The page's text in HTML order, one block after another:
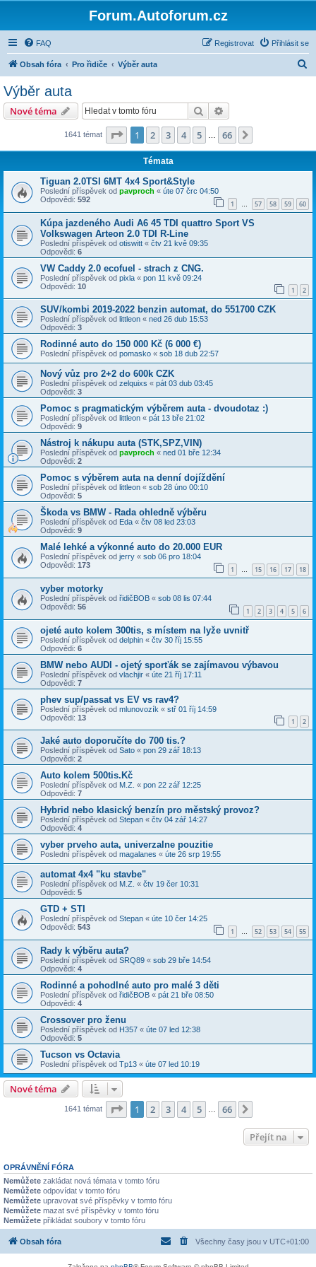
Forum.Autoforum.cz
FAQ Přihlásit se
Registrovat
Obsah fóra Pro řidiče Výběr auta
Výběr auta
Nové téma Hledat
1641 témat Stránka z 66
1 2 3 4 5 66
Témata
Tiguan 2.0TSI 6MT 4x4 Sport&Style
Poslední příspěvek od pavproch « úte 07 črc 04:50
Odpovědi: 592 1 … 57 58 59 60
Kúpa jazdeného Audi A6 45 TDI quattro Sport VS
Volkswagen Arteon 2.0 TDI R-Line
Poslední příspěvek od otiswitt « čtv 21 kvě 09:35
Odpovědi: 6
VW Caddy 2.0 ecofuel - strach z CNG.
Poslední příspěvek od pixla « pon 11 kvě 09:24
Odpovědi: 10 1 2
SUV/kombi 2019-2022 benzin automat, do 551700 CZK
Poslední příspěvek od littleon « ned 26 dub 15:53
Odpovědi: 3
Rodinné auto do 150 000 Kč (6 000 €)
Poslední příspěvek od pomasko « sob 18 dub 22:57
Nový vůz pro 2+2 do 600k CZK
Poslední příspěvek od zelquixs « pát 03 dub 03:45
Odpovědi: 3
Pomoc s pragmatickým výběrem auta - dvoudotaz :)
Poslední příspěvek od littleon « pát 13 bře 21:02
Odpovědi: 9
Nástroj k nákupu auta (STK,SPZ,VIN)
Poslední příspěvek od pavproch « ned 01 bře 12:34
Odpovědi: 2
Pomoc s výběrem auta na denní dojíždění
Poslední příspěvek od littleon « sob 28 úno 00:10
Odpovědi: 5
Škoda vs BMW - Rada ohledně výběru
Poslední příspěvek od Eda « čtv 08 led 23:03
Odpovědi: 9
Malé lehké a výkonné auto do 20.000 EUR
Poslední příspěvek od jerry « sob 06 pro 18:04
Odpovědi: 173 1 … 15 16 17 18
vyber motorky
Poslední příspěvek od řidičBOB « sob 08 lis 07:44
Odpovědi: 56 1 2 3 4 5 6
ojeté auto kolem 300tis, s místem na lyže uvnitř
Poslední příspěvek od delphin « čtv 30 říj 15:55
Odpovědi: 6
BMW nebo AUDI - ojetý sporťák se zajímavou výbavou
Poslední příspěvek od vlachjir « úte 21 říj 17:11
Odpovědi: 7
phev sup/passat vs EV vs rav4?
Poslední příspěvek od mlunovozík « stř 01 říj 14:59
Odpovědi: 13 1 2
Jaké auto doporučíte do 700 tis.?
Poslední příspěvek od Sato « pon 29 zář 18:13
Odpovědi: 2
Auto kolem 500tis.Kč
Poslední příspěvek od M.Z. « pon 22 zář 12:25
Odpovědi: 7
Hybrid nebo klasický benzín pro městský provoz?
Poslední příspěvek od Stepan « čtv 04 zář 14:27
Odpovědi: 4
vyber prveho auta, univerzalne pouzitie
Poslední příspěvek od magalanes « úte 26 srp 19:55
automat 4x4 "ku stavbe"
Poslední příspěvek od M.Z. « čtv 19 čer 10:31
Odpovědi: 5
GTD + STI
Poslední příspěvek od Stepan « úte 10 čer 14:25
Odpovědi: 543 1 … 52 53 54 55
Rady k výběru auta?
Poslední příspěvek od SRQ89 « sob 29 bře 14:54
Odpovědi: 4
Rodinné a pohodlné auto pro malé 3 děti
Poslední příspěvek od řidičBOB « pát 21 bře 08:50
Odpovědi: 4
Crossover pro ženu
Poslední příspěvek od H357 « úte 07 led 12:38
Odpovědi: 5
Tucson vs Octavia
Poslední příspěvek od Tp13 « úte 07 led 10:19
Nové téma
1641 témat Stránka z 66
1 2 3 4 5 66
Přejít na
OPRÁVNĚNÍ FÓRA
Nemůžete zakládat nová témata v tomto fóru
Nemůžete odpovídat v tomto fóru
Nemůžete upravovat své příspěvky v tomto fóru
Nemůžete mazat své příspěvky v tomto fóru
Nemůžete přikládat soubory v tomto fóru
Obsah fóra Všechny časy jsou v UTC+01:00